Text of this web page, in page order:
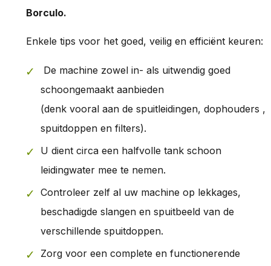
Borculo.
Enkele tips voor het goed, veilig en efficiënt keuren:
De machine zowel in- als uitwendig goed
schoongemaakt aanbieden
(denk vooral aan de spuitleidingen, dophouders ,
spuitdoppen en filters).
U dient circa een halfvolle tank schoon
leidingwater mee te nemen.
Controleer zelf al uw machine op lekkages,
beschadigde slangen en spuitbeeld van de
verschillende spuitdoppen.
Zorg voor een complete en functionerende